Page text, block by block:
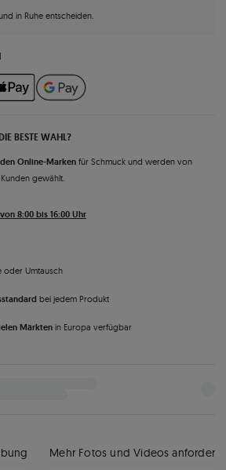
in Ruhe entscheiden.
BESTE WAHL?
Online-Marken für Schmuck und werden von
gewählt.
von 8:00 bis 16:00 Uhr
oder Umtausch
bei jedem Produkt
Märkten in Europa verfügbar
Mehr Fotos und Videos anfordern